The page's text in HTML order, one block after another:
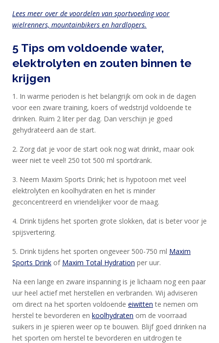
Lees meer over de voordelen van sportvoeding voor
wielrenners, mountainbikers en hardlopers.
5 Tips om voldoende water,
elektrolyten en zouten binnen te
krijgen
1. In warme perioden is het belangrijk om ook in de dagen
voor een zware training, koers of wedstrijd voldoende te
drinken. Ruim 2 liter per dag. Dan verschijn je goed
gehydrateerd aan de start.
2. Zorg dat je voor de start ook nog wat drinkt, maar ook
weer niet te veel! 250 tot 500 ml sportdrank.
3. Neem Maxim Sports Drink; het is hypotoon met veel
elektrolyten en koolhydraten en het is minder
geconcentreerd en vriendelijker voor de maag.
4. Drink tijdens het sporten grote slokken, dat is beter voor je
spijsvertering.
5. Drink tijdens het sporten ongeveer 500-750 ml Maxim
Sports Drink of Maxim Total Hydration per uur.
Na een lange en zware inspanning is je lichaam nog een paar
uur heel actief met herstellen en verbranden. Wij adviseren
om direct na het sporten voldoende eiwitten te nemen om
herstel te bevorderen en koolhydraten om de voorraad
suikers in je spieren weer op te bouwen. Blijf goed drinken na
het sporten om herstel te bevorderen en uitdrogen te